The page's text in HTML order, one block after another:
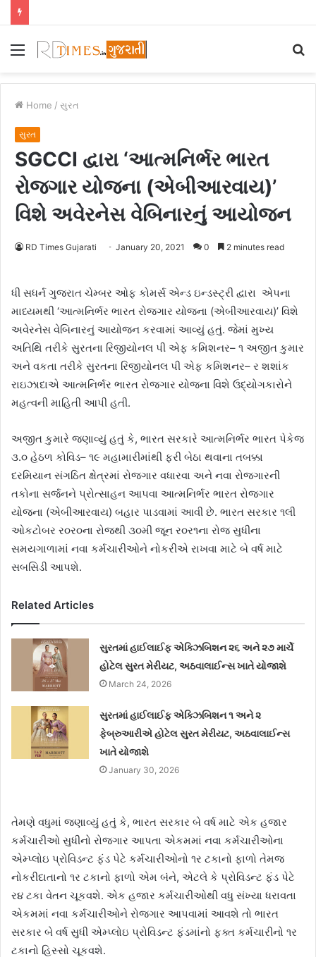
Menu
Home / સુરત
સુરત
SGCCI દ્વારા ‘આત્મનિર્ભર ભારત
રોજગાર યોજના (એબીઆરવાય)’
વિશે અવેરનેસ વેબિનારનું આયોજન
RD Times Gujarati January 20, 2021 0 2 minutes read
ધી સધર્ન ગુજરાત ચેમ્બર ઓફ કોમર્સ એન્ડ ઇન્ડસ્ટ્રી દ્વારા એપના
માધ્યમથી ‘આત્મનિર્ભર ભારત રોજગાર યોજના (એબીઆરવાય)’ વિશે
અવેરનેસ વેબિનારનું આયોજન કરવામાં આવ્યું હતું. જેમાં મુખ્ય
અતિથિ તરીકે સુરતના રિજીયોનલ પી એફ કમિશનર– ૧ અજીત કુમાર
અને વકતા તરીકે સુરતના રિજીયોનલ પી એફ કમિશનર– ર શશાંક
રાઇઝાદાએ આત્મનિર્ભર ભારત રોજગાર યોજના વિશે ઉદ્યોગકારોને
મહત્વની માહિતી આપી હતી.
અજીત કુમારે જણાવ્યું હતું કે, ભારત સરકારે આત્મનિર્ભર ભારત પેકેજ
૩.૦ હેઠળ કોવિડ– ૧૯ મહામારીમાંથી ફરી બેઠા થવાના તબક્કા
દરમિયાન સંગઠિત ક્ષેત્રમાં રોજગાર વધારવા અને નવા રોજગારની
તકોના સર્જનને પ્રોત્સાહન આપવા આત્મનિર્ભર ભારત રોજગાર
યોજના (એબીઆરવાય) બહાર પાડવામાં આવી છે. ભારત સરકાર ૧લી
ઓકટોબર ર૦ર૦ના રોજથી ૩૦મી જૂન ર૦ર૧ના રોજ સુધીના
સમયગાળામાં નવા કર્મચારીઓને નોકરીએ રાખવા માટે બે વર્ષ માટે
સબસિડી આપશે.
Related Articles
સુરતમાં હાઈલાઈફ એક્ઝિબિશન ૨૬ અને ૨૭ માર્ચે
હોટેલ સુરત મેરીયટ, અઠવાલાઈન્સ ખાતે યોજાશે
March 24, 2026
સુરતમાં હાઈલાઈફ એક્ઝિબિશન ૧ અને ૨
ફેબ્રુઆરીએ હોટેલ સુરત મેરીયટ, અઠવાલાઈન્સ
ખાતે યોજાશે
January 30, 2026
તેમણે વધુમાં જણાવ્યું હતું કે, ભારત સરકાર બે વર્ષ માટે એક હજાર
કર્મચારીઓ સુધીનો રોજગાર આપતા એકમમાં નવા કર્મચારીઓના
એમ્પ્લોઇ પ્રોવિડન્ટ ફંડ પેટે કર્મચારીઓનો ૧ર ટકાનો ફાળો તેમજ
નોકરીદાતાનો ૧ર ટકાનો ફાળો એમ બંને, એટલે કે પ્રોવિડન્ટ ફંડ પેટે
ર૪ ટકા વેતન ચૂકવશે. એક હજાર કર્મચારીઓથી વધુ સંખ્યા ધરાવતા
એકમમાં નવા કર્મચારીઓને રોજગાર આપવામાં આવશે તો ભારત
સરકાર બે વર્ષ સુધી એમ્પ્લોઇ પ્રોવિડન્ટ ફંડમાંનો ફક્ત કર્મચારીનો ૧ર
ટકાનો હિસ્સો ચૂકવશે.